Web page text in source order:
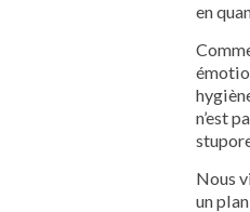
en
n’est
Nous
un